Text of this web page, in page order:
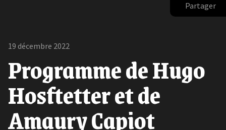
Partager
19 décembre 2022
Programme de Hugo
Hosftetter et de
Amaury Capiot